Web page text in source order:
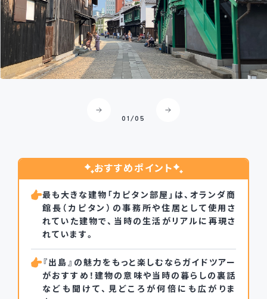
02/05
おすすめポイント
最も大きな建物「カピタン部屋」は、オランダ商
館長（カピタン）の事務所や住居として使用さ
れていた建物で、当時の生活がリアルに再現さ
れています。
『出島』の魅力をもっと楽しむならガイドツアー
がおすすめ！建物の意味や当時の暮らしの裏話
なども聞けて、見どころが何倍にも広がりま